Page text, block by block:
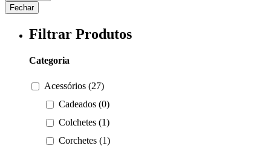
Fechar
Filtrar Produtos
Categoria
Acessórios (27)
Cadeados (0)
Colchetes (1)
Corchetes (1)